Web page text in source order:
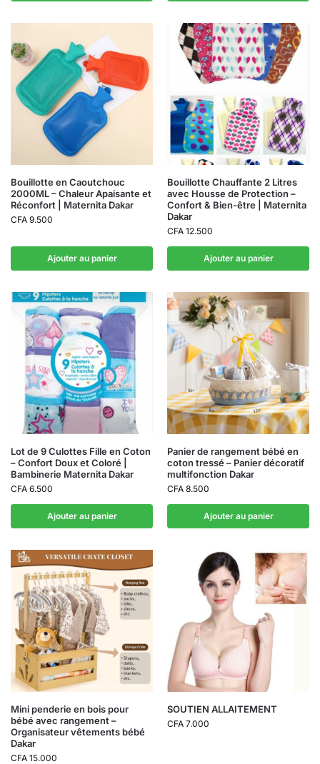
Bouillotte en Caoutchouc
2000ML – Chaleur Apaisante et
Réconfort | Maternita Dakar
CFA 9.500
Ajouter au panier
Bouillotte Chauffante 2 Litres
avec Housse de Protection –
Confort & Bien-être | Maternita
Dakar
CFA 12.500
Ajouter au panier
Lot de 9 Culottes Fille en Coton
– Confort Doux et Coloré |
Bambinerie Maternita Dakar
CFA 6.500
Ajouter au panier
Panier de rangement bébé en
coton tressé – Panier décoratif
multifonction Dakar
CFA 8.500
Ajouter au panier
Mini penderie en bois pour
bébé avec rangement –
Organisateur vêtements bébé
Dakar
CFA 15.000
SOUTIEN ALLAITEMENT
CFA 7.000